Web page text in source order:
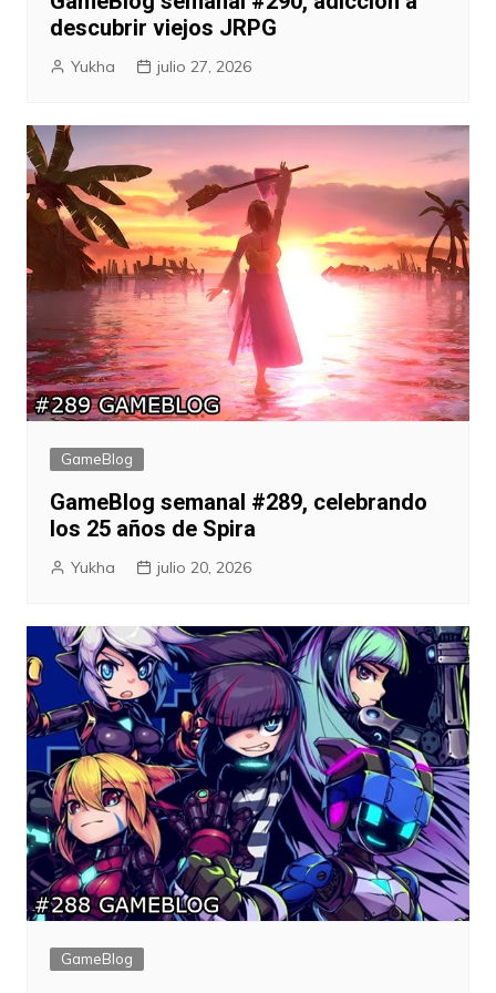
descubrir viejos JRPG
Yukha julio 27, 2026
GameBlog
GameBlog semanal #289, celebrando
los 25 años de Spira
Yukha julio 20, 2026
GameBlog